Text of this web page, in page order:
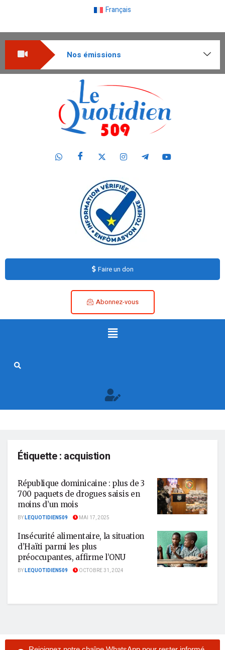
Français
Nos émissions
Faire un don
Abonnez-vous
Étiquette : acquistion
République dominicaine : plus de 3
700 paquets de drogues saisis en
moins d’un mois
BYLEQUOTIDIEN509 MAI 17, 2025
Insécurité alimentaire, la situation
d’Haïti parmi les plus
préoccupantes, affirme l’ONU
BYLEQUOTIDIEN509 OCTOBRE 31, 2024